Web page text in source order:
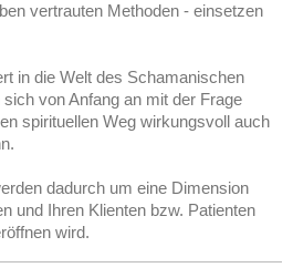
vertrauten Methoden - einsetzen
in die Welt des Schamanischen
von Anfang an mit der Frage
spirituellen Weg wirkungsvoll auch
dadurch um eine Dimension
und Ihren Klienten bzw. Patienten
wird.